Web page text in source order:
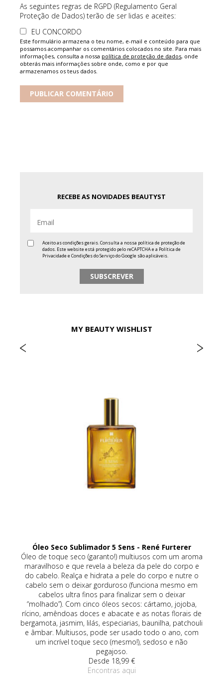
As seguintes regras de RGPD (Regulamento Geral
Proteção de Dados) terão de ser lidas e aceites:
EU CONCORDO
Este formulário armazena o teu nome, e-mail e conteúdo para que
possamos acompanhar os comentários colocados no site. Para mais
informações, consulta a nossa política de proteção de dados, onde
obterás mais informações sobre onde, como e por que
armazenamos os teus dados.
RECEBE AS NOVIDADES BEAUTYST
Aceito as condições gerais. Consulta a nossa política de proteção de
dados. Este website está protegido pelo reCAPTCHA e a Política de
Privacidade e Condições do Serviçodo Google são aplicáveis.
MY BEAUTY WISHLIST
Óleo Seco Sublimador 5 Sens - René Furterer
Óleo de toque seco (garanto!) multiusos com um aroma
maravilhoso e que revela a beleza da pele do corpo e
do cabelo. Realça e hidrata a pele do corpo e nutre o
cabelo sem o deixar gorduroso (funciona mesmo em
cabelos ultra finos para finalizar sem o deixar
“molhado”). Com cinco óleos secos: cártamo, jojoba,
rícino, amêndoas doces e abacate e as notas florais de
bergamota, jasmim, lilás, especiarias, baunilha, patchouli
e âmbar. Multiusos, pode ser usado todo o ano, com
um incrível toque seco (mesmo!), sedoso e não
pegajoso.
Desde 18,99 €
Encontras aqui